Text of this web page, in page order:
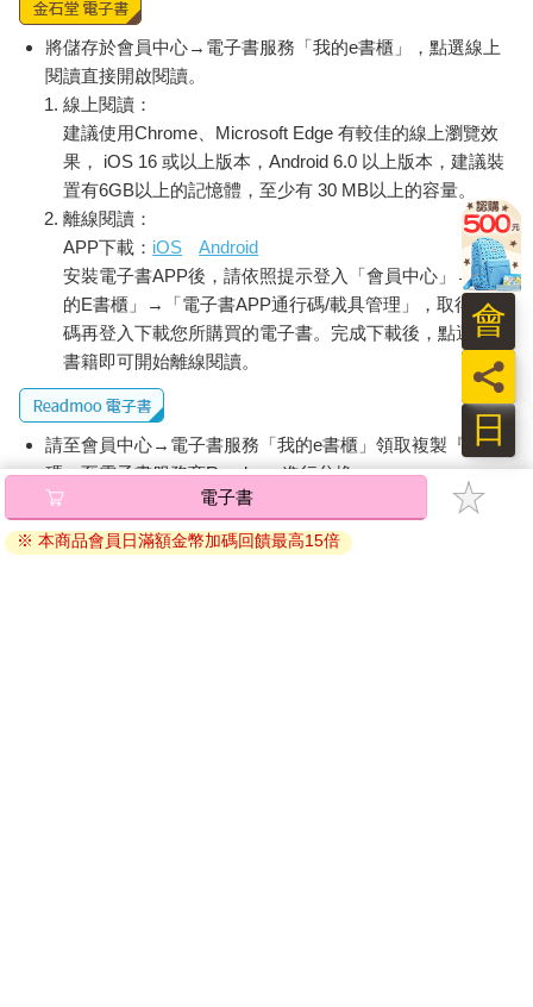
將儲存於會員中心→電子書服務「我的e書櫃」，點選線上
閱讀直接開啟閱讀。
線上閱讀：
建議使用Chrome、Microsoft Edge 有較佳的線上瀏覽效
果， iOS 16 或以上版本，Android 6.0 以上版本，建議裝
置有6GB以上的記憶體，至少有 30 MB以上的容量。
離線閱讀：
APP下載： iOS
Android
安裝電子書APP後，請依照提示登入「會員中心」→「我
的E書櫃」→「電子書APP通行碼/載具管理」，取得通行
碼再登入下載您所購買的電子書。完成下載後，點選任一
書籍即可開始離線閱讀。
請至會員中心→電子書服務「我的e書櫃」領取複製『兌換
碼』至電子書服務商Readmoo進行兌換。
退換貨須知：
因版權保護，您在金石堂所購買的電子書僅能以金石堂專屬
電子書
※ 本商品會員日滿額金幣加碼回饋最高15倍
日
員
會